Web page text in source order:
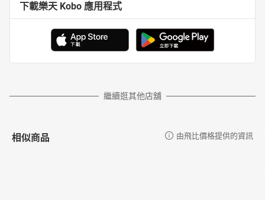
下載樂天 Kobo 應用程式
繼續逛其他店舖
相似商品 由飛比價格提供的資訊